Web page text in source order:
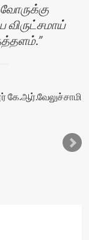
விருட்சமாய்